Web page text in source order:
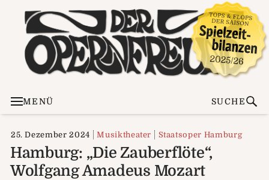
MENÜ SUCHE
25. Dezember 2024 Musiktheater Staatsoper Hamburg
Hamburg: „Die Zauberflöte“,
Wolfgang Amadeus Mozart